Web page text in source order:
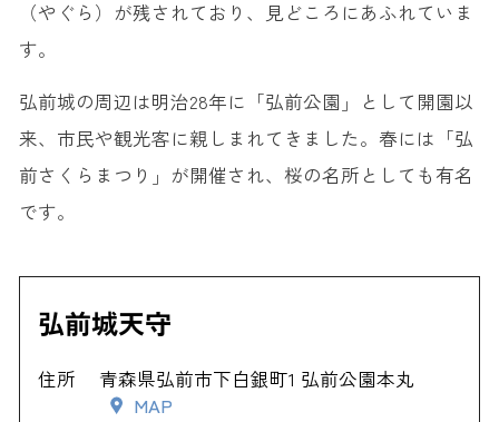
（やぐら）が残されており、見どころにあふれていま
す。
弘前城の周辺は明治28年に「弘前公園」として開園以
来、市民や観光客に親しまれてきました。春には「弘
前さくらまつり」が開催され、桜の名所としても有名
です。
弘前城天守
住所
青森県弘前市下白銀町1 弘前公園本丸
MAP